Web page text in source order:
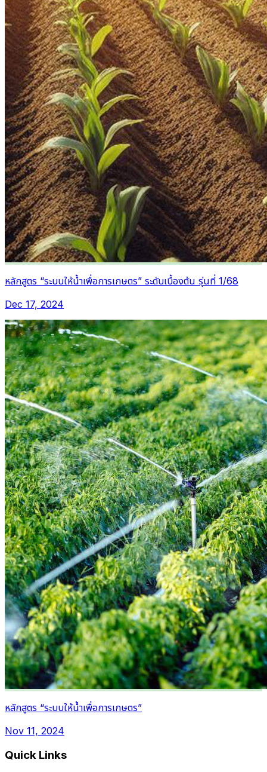
หลักสูตร “ระบบให้น้ำเพื่อการเกษตร” ระดับเบื้องต้น รุ่นที่ 1/68
Dec 17, 2024
หลักสูตร “ระบบให้น้ำเพื่อการเกษตร”
Nov 11, 2024
Quick Links